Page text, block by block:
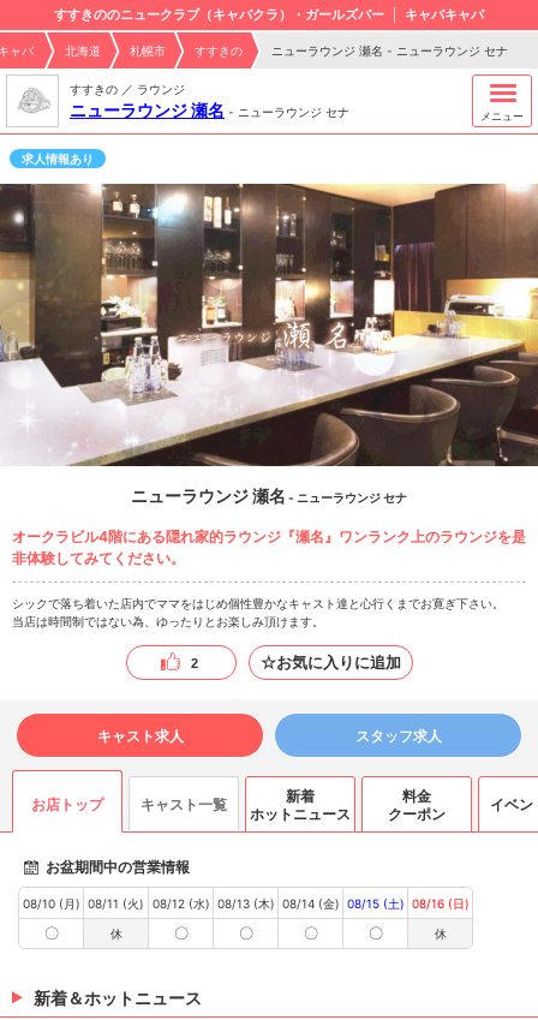
すすきののニュークラブ（キャバクラ）・ガールズバー キャバキャバ
ャバ 北海道 札幌市 すすきの ニューラウンジ 瀬名 - ニューラウンジ セナ
すすきの ／ ラウンジ
ニューラウンジ 瀬名 - ニューラウンジ セナ メニュー
求人情報あり
ニューラウンジ 瀬名 - ニューラウンジ セナ
オークラビル4階にある隠れ家的ラウンジ『瀬名』ワンランク上のラウンジを是
非体験してみてください。
シックで落ち着いた店内でママをはじめ個性豊かなキャスト達と心行くまでお寛ぎ下さい。
当店は時間制ではない為、ゆったりとお楽しみ頂けます。
2 ☆お気に入りに追加
キャスト求人 スタッフ求人
お店トップ キャスト一覧
新着
ホットニュース
料金
クーポン
イベン
お盆期間中の営業情報
08/10 (月)
〇
08/11 (火)
休
08/12 (水)
〇
08/13 (木)
〇
08/14 (金)
〇
08/15 (土)
〇
08/16 (日)
休
新着＆ホットニュース